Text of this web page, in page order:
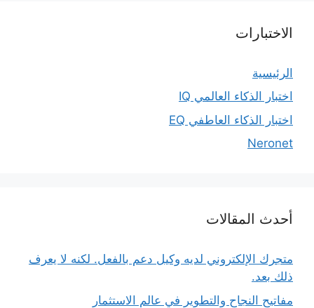
الاختبارات
الرئيسية
اختبار الذكاء العالمي IQ
اختبار الذكاء العاطفي EQ
Neronet
أحدث المقالات
متجرك الإلكتروني لديه وكيل دعم بالفعل. لكنه لا يعرف
ذلك بعد.
مفاتيح النجاح والتطوير في عالم الاستثمار